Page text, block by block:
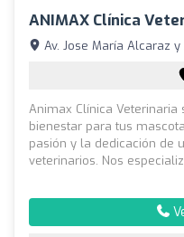
ANIMAX Clínica
Av. Jose María Alcaraz
Animax Clínica
bienestar para tus
pasión y la dedicación de
veterinarios. Nos